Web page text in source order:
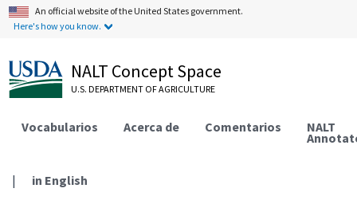
An official website of the United States government.
Here's how you know.
NALT Concept Space
U.S. DEPARTMENT OF AGRICULTURE
Vocabularios Acerca de Comentarios NALT
| in English